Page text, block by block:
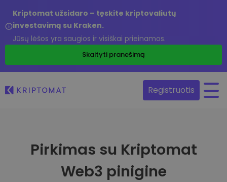
Kriptomat užsidaro – tęskite kriptovaliutų
investavimą su Kraken.
Jūsų lėšos yra saugios ir visiškai prieinamos.
Skaityti pranešimą
Registruotis
Pirkimas su Kriptomat
Web3 pinigine